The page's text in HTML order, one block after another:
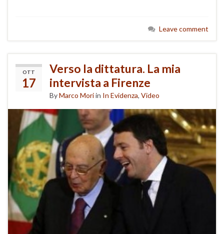
Leave comment
OTT
17
Verso la dittatura. La mia
intervista a Firenze
ByMarco Moriin In Evidenza, Video